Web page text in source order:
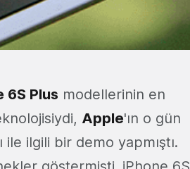
6S Plus modellerinin en
Apple'ın o gün
ilgili bir demo yapmıştı.